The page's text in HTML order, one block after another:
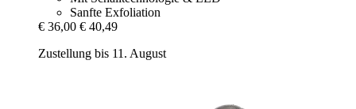
Sanfte Exfoliation
€ 36,00 € 40,49
Zustellung bis 11. August